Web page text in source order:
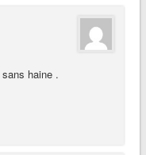
haine .